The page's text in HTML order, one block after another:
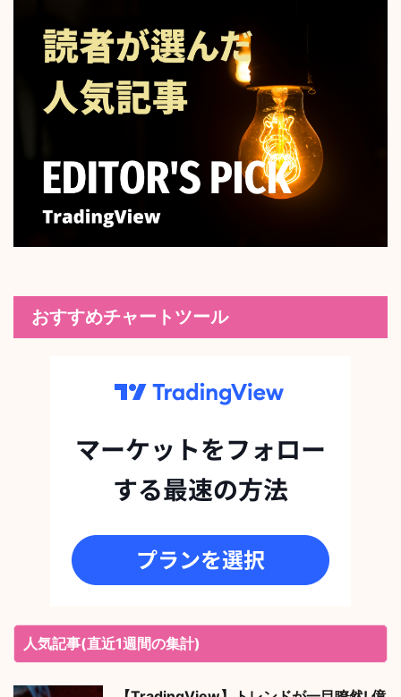
おすすめチャートツール
人気記事(直近1週間の集計)